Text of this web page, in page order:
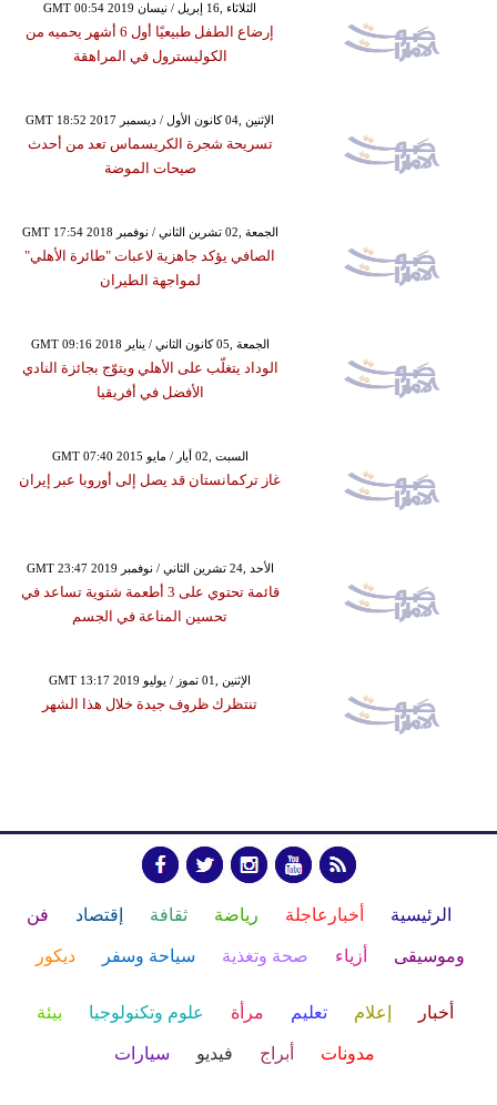
GMT 00:54 2019 الثلاثاء ,16 إبريل / نيسان
إرضاع الطفل طبيعيًا أول 6 أشهر يحميه من
الكوليسترول في المراهقة
GMT 18:52 2017 الإثنين ,04 كانون الأول / ديسمبر
تسريحة شجرة الكريسماس تعد من أحدث
صيحات الموضة
GMT 17:54 2018 الجمعة ,02 تشرين الثاني / نوفمبر
الصافي يؤكد جاهزية لاعبات "طائرة الأهلي"
لمواجهة الطيران
GMT 09:16 2018 الجمعة ,05 كانون الثاني / يناير
الوداد يتغلّب على الأهلي ويتوّج بجائزة النادي
الأفضل في أفريقيا
GMT 07:40 2015 السبت ,02 أيار / مايو
غاز تركمانستان قد يصل إلى أوروبا عبر إيران
GMT 23:47 2019 الأحد ,24 تشرين الثاني / نوفمبر
قائمة تحتوي على 3 أطعمة شتوية تساعد في
تحسين المناعة في الجسم
GMT 13:17 2019 الإثنين ,01 تموز / يوليو
تنتظرك ظروف جيدة خلال هذا الشهر
الرئيسية أخبارعاجلة رياضة ثقافة إقتصاد فن
وموسيقى أزياء صحة وتغذية سياحة وسفر ديكور
أخبار إعلام تعليم مرأة علوم وتكنولوجيا بيئة
مدونات أبراج فيديو سيارات